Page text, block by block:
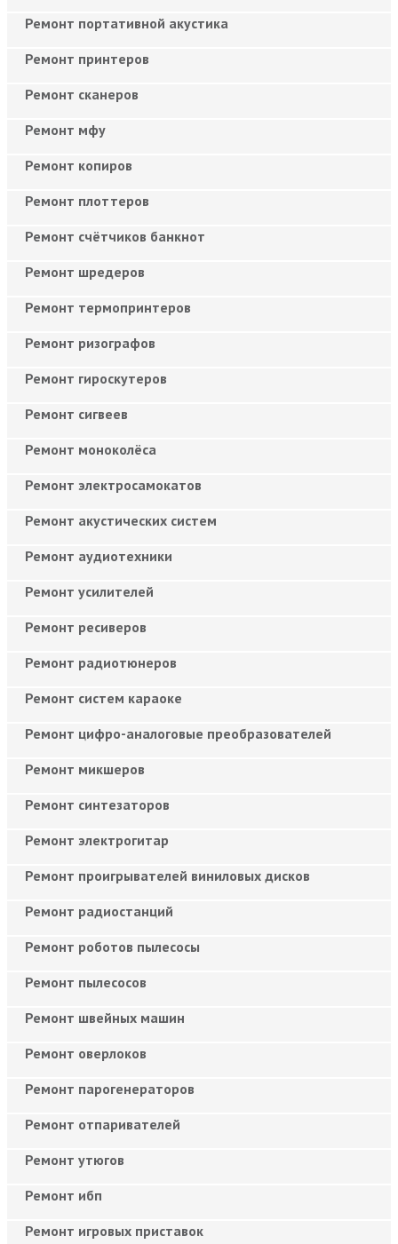
Ремонт портативной акустика
Ремонт принтеров
Ремонт сканеров
Ремонт мфу
Ремонт копиров
Ремонт плоттеров
Ремонт счётчиков банкнот
Ремонт шредеров
Ремонт термопринтеров
Ремонт ризографов
Ремонт гироскутеров
Ремонт сигвеев
Ремонт моноколёса
Ремонт электросамокатов
Ремонт акустических систем
Ремонт аудиотехники
Ремонт усилителей
Ремонт ресиверов
Ремонт радиотюнеров
Ремонт систем караоке
Ремонт цифро-аналоговые преобразователей
Ремонт микшеров
Ремонт синтезаторов
Ремонт электрогитар
Ремонт проигрывателей виниловых дисков
Ремонт радиостанций
Ремонт роботов пылесосы
Ремонт пылесосов
Ремонт швейных машин
Ремонт оверлоков
Ремонт парогенераторов
Ремонт отпаривателей
Ремонт утюгов
Ремонт ибп
Ремонт игровых приставок